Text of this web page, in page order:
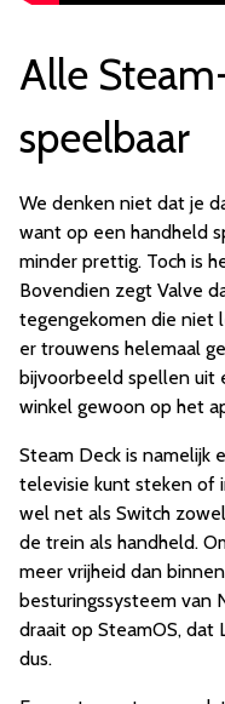
Alle
speelbaar
We denken niet dat je
want op een handheld
minder prettig. Toch is
Bovendien zegt Valve
tegengekomen die niet
er trouwens helemaal
bijvoorbeeld spellen uit
winkel gewoon op het
Steam Deck is namelijk
televisie kunt steken of
wel net als Switch
de trein als handheld.
meer vrijheid dan
besturingssysteem van
draait op SteamOS, dat
dus.